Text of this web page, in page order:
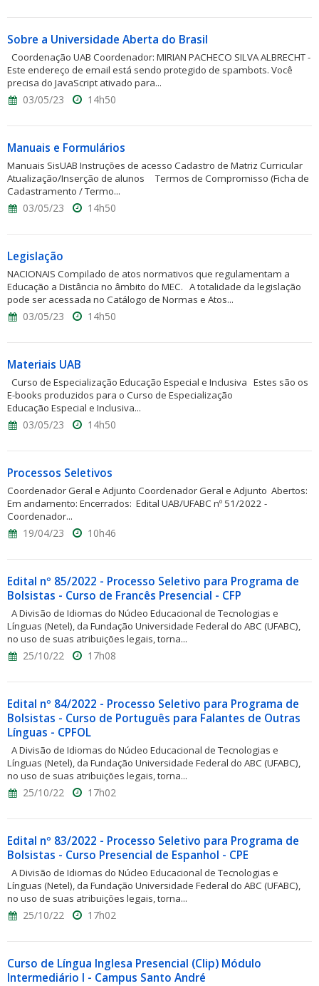
Sobre a Universidade Aberta do Brasil
Coordenação UAB Coordenador: MIRIAN PACHECO SILVA ALBRECHT -
Este endereço de email está sendo protegido de spambots. Você
precisa do JavaScript ativado para...
03/05/23 14h50
Manuais e Formulários
Manuais SisUAB Instruções de acesso Cadastro de Matriz Curricular
Atualização/Inserção de alunos Termos de Compromisso (Ficha de
Cadastramento / Termo...
03/05/23 14h50
Legislação
NACIONAIS Compilado de atos normativos que regulamentam a
Educação a Distância no âmbito do MEC. A totalidade da legislação
pode ser acessada no Catálogo de Normas e Atos...
03/05/23 14h50
Materiais UAB
Curso de Especialização Educação Especial e Inclusiva Estes são os
E-books produzidos para o Curso de Especialização
Educação Especial e Inclusiva...
03/05/23 14h50
Processos Seletivos
Coordenador Geral e Adjunto Coordenador Geral e Adjunto Abertos:
Em andamento: Encerrados: Edital UAB/UFABC nº 51/2022 -
Coordenador...
19/04/23 10h46
Edital nº 85/2022 - Processo Seletivo para Programa de
Bolsistas - Curso de Francês Presencial - CFP
A Divisão de Idiomas do Núcleo Educacional de Tecnologias e
Línguas (Netel), da Fundação Universidade Federal do ABC (UFABC),
no uso de suas atribuições legais, torna...
25/10/22 17h08
Edital nº 84/2022 - Processo Seletivo para Programa de
Bolsistas - Curso de Português para Falantes de Outras
Línguas - CPFOL
A Divisão de Idiomas do Núcleo Educacional de Tecnologias e
Línguas (Netel), da Fundação Universidade Federal do ABC (UFABC),
no uso de suas atribuições legais, torna...
25/10/22 17h02
Edital nº 83/2022 - Processo Seletivo para Programa de
Bolsistas - Curso Presencial de Espanhol - CPE
A Divisão de Idiomas do Núcleo Educacional de Tecnologias e
Línguas (Netel), da Fundação Universidade Federal do ABC (UFABC),
no uso de suas atribuições legais, torna...
25/10/22 17h02
Curso de Língua Inglesa Presencial (Clip) Módulo
Intermediário I - Campus Santo André